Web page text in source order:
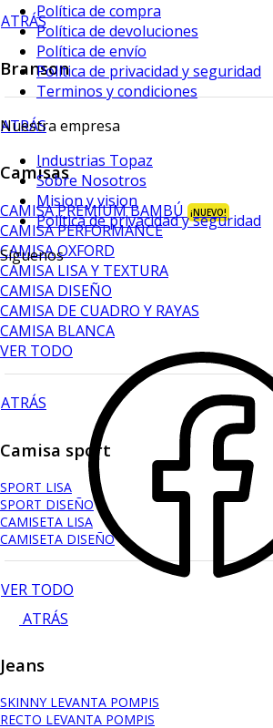
ATRÁS
Branson
ATRÁS
Camisas
CAMISA PREMIUM BAMBÚ ¡NUEVO!
CAMISA PERFORMANCE
CAMISA OXFORD
CAMISA LISA Y TEXTURA
CAMISA DISEÑO
CAMISA DE CUADRO Y RAYAS
CAMISA BLANCA
VER TODO
ATRÁS
Camisa sport
SPORT LISA
SPORT DISEÑO
CAMISETA LISA
CAMISETA DISEÑO
VER TODO
ATRÁS
Jeans
SKINNY LEVANTA POMPIS
RECTO LEVANTA POMPIS
Política de compra
Política de devoluciones
Política de envío
Política de privacidad y seguridad
Terminos y condiciones
Nuestra empresa
Industrias Topaz
Sobre Nosotros
Mision y vision
Política de privacidad y seguridad
Síguenos